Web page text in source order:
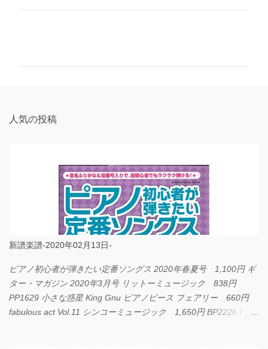
人気の投稿
新譜楽譜-2020年02月13日-
ピアノ初心者が弾きたい定番ソングス 2020年春夏号 1,100円 ギ
ター・マガジン 2020年3月号 リットーミュージック 838円
PP1629 小さな惑星 King Gnu ピアノピース フェアリー 660円
fabulous act Vol.11 シンコーミュージック 1,650円 BP2226 I